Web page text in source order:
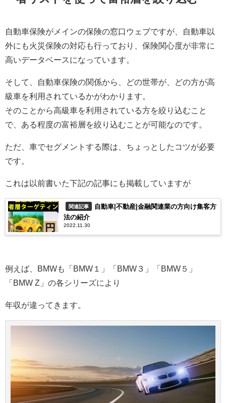
自動車保険がメインの保険の窓口ウェブですが、自動車以
外にも火災保険の対応も行っており、保険関心度が非常に
高いデータベースになっています。
そして、自動車保険の関係から、どの世帯が、どの方が高
級車を利用されているかがわかります。
そのことから高級車を利用されている方を絞り込むこと
で、ある程度の富裕層を絞り込むことが可能なのです。
ただ、車でセグメントする際は、ちょっとしたコツが必要
です。
これは以前書いた下記の記事にも掲載していますが
関連記事
自動車|不動産|金融関連業の方向け集客方
法の紹介
2022.11.30
例えば、BMWも「BMW１」「BMW３」「BMW５」
「BMW Z」の各シリーズにより
年収が違ってきます。